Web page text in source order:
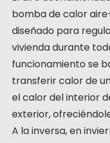
bomba de calor
diseñado para
vivienda durante
funcionamiento se
transferir calor de
el calor del interior
exterior,
A la inversa, en